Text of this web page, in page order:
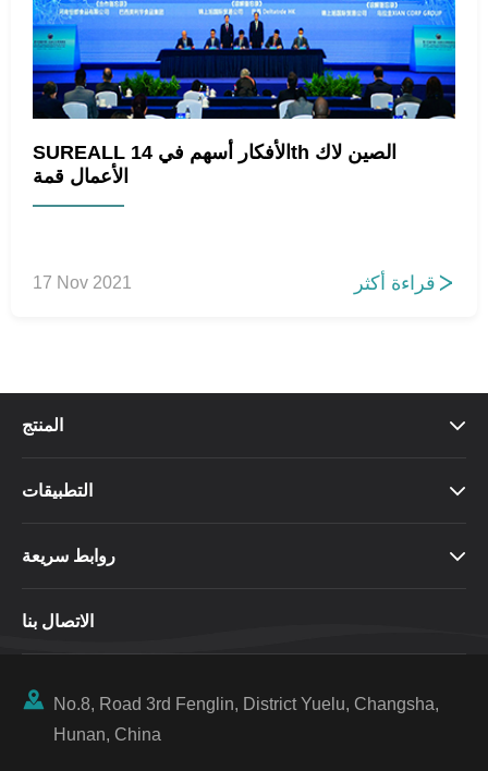
SUREALL الأفكار أسهم في 14th الصين لاك
الأعمال قمة
17 Nov 2021 قراءة أكثر 
المنتج 
التطبيقات 
روابط سريعة 
الاتصال بنا

No.8, Road 3rd Fenglin, District Yuelu, Changsha,
Hunan, China